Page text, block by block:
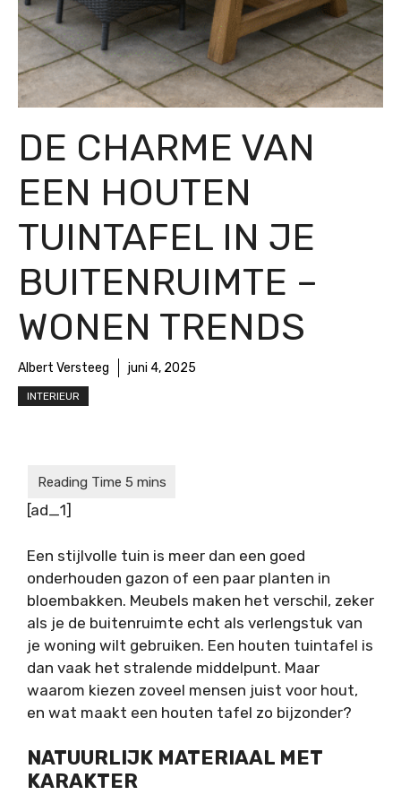
DE CHARME VAN
EEN HOUTEN
TUINTAFEL IN JE
BUITENRUIMTE –
WONEN TRENDS
Albert Versteeg juni 4, 2025
INTERIEUR
[ad_1]
Een stijlvolle tuin is meer dan een goed
onderhouden gazon of een paar planten in
bloembakken. Meubels maken het verschil, zeker
als je de buitenruimte echt als verlengstuk van
je woning wilt gebruiken. Een houten tuintafel is
dan vaak het stralende middelpunt. Maar
waarom kiezen zoveel mensen juist voor hout,
en wat maakt een houten tafel zo bijzonder?
NATUURLIJK MATERIAAL MET
KARAKTER